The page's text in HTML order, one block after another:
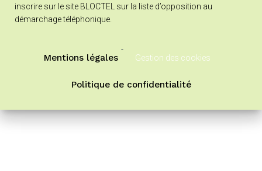
inscrire sur le site BLOCTEL sur la liste d’opposition au
démarchage téléphonique.
Mentions légales
-
Gestion des cookies
Politique de confidentialité